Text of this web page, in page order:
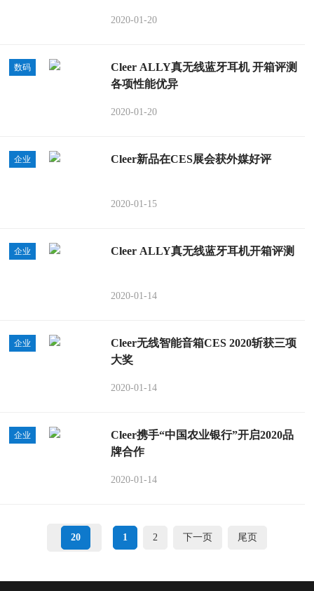
2020-01-20
数码
Cleer ALLY真无线蓝牙耳机 开箱评测
各项性能优异
2020-01-20
企业 Cleer新品在CES展会获外媒好评
2020-01-15
企业 Cleer ALLY真无线蓝牙耳机开箱评测
2020-01-14
企业
Cleer无线智能音箱CES 2020斩获三项
大奖
2020-01-14
企业
Cleer携手“中国农业银行”开启2020品
牌合作
2020-01-14
20 1 2 下一页 尾页